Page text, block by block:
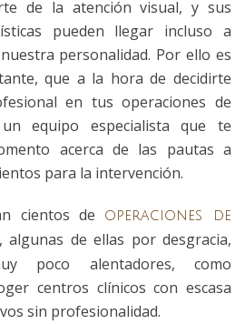
de la atención visual, y sus
pueden llegar incluso a
personalidad. Por ello es
que a la hora de decidirte
en tus operaciones de
equipo especialista que te
acerca de las pautas a
para la intervención.
cientos de
operaciones de
algunas de ellas por desgracia,
poco alentadores, como
centros clínicos con escasa
sin profesionalidad.